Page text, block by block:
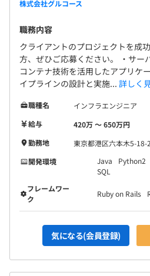
株式会社グルコース
職務内容
クライアントのプロジェクトを成
方、ぜひご応募ください。 ・サー
コンテナ技術を活用したアプリケ
イプラインの設計と実施... 詳しく
職種名
インフラエンジニア
給与
420万 〜 650万円
勤務地
東京都港区六本木5-18-2
開発環境
Java Python2
SQL
フレームワー
ク
Ruby on Rails
気になる(会員登録)